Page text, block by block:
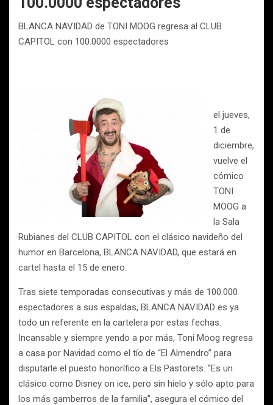
BLANCA NAVIDAD de TONI MOOG regresa al CLUB
CAPITOL con 100.0000 espectadores
el jueves,
1 de
diciembre,
vuelve el
cómico
TONI
MOOG a
la Sala
Rubianes del CLUB CAPITOL con el clásico navideño del
humor en Barcelona, BLANCA NAVIDAD, que estará en
cartel hasta el 15 de enero.
Tras siete temporadas consecutivas y más de 100.000
espectadores a sus espaldas, BLANCA NAVIDAD es ya
todo un referente en la cartelera por estas fechas.
Incansable y siempre yendo a por más, Toni Moog regresa
a casa por Navidad como el tío de “El Almendro” para
disputarle el puesto honorífico a Els Pastorets. “Es un
clásico como Disney on ice, pero sin hielo y sólo apto para
los más gamberros de la familia”, asegura el cómico del